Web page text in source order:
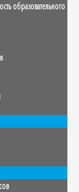
образовательного